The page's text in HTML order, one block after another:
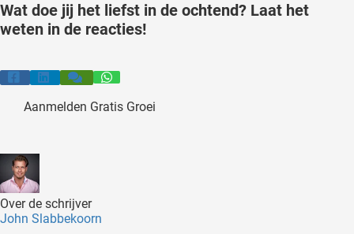
Wat doe jij het liefst in de ochtend? Laat het
weten in de reacties!
Aanmelden Gratis Groei
Over de schrijver
John Slabbekoorn